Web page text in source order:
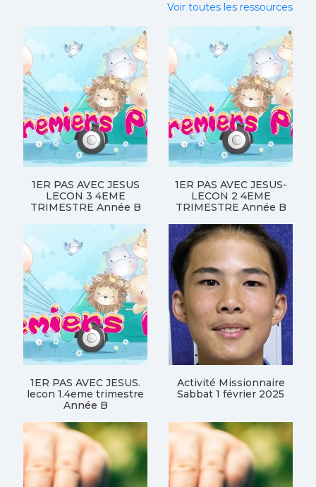
Voir toutes les ressources
1ER PAS AVEC JESUS
LECON 3 4EME
TRIMESTRE Année B
1ER PAS AVEC JESUS-
LECON 2 4EME
TRIMESTRE Année B
1ER PAS AVEC JESUS.
lecon 1.4eme trimestre
Année B
Activité Missionnaire
Sabbat 1 février 2025